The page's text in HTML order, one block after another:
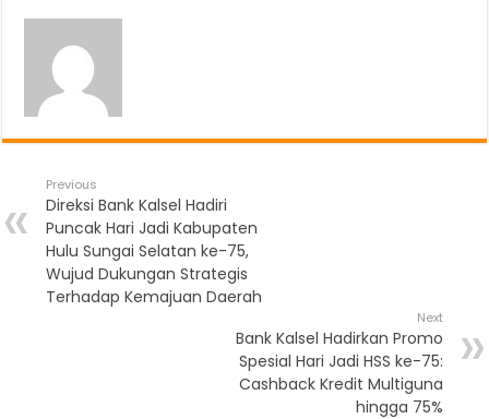
Previous
Direksi Bank Kalsel Hadiri
Puncak Hari Jadi Kabupaten
Hulu Sungai Selatan ke-75,
Wujud Dukungan Strategis
Terhadap Kemajuan Daerah
Next
Bank Kalsel Hadirkan Promo
Spesial Hari Jadi HSS ke-75:
Cashback Kredit Multiguna
hingga 75%